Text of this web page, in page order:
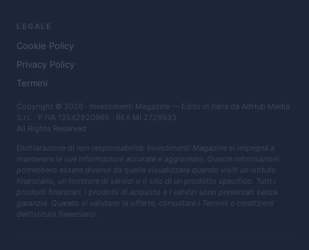
LEGALE
Cookie Policy
Privacy Policy
Termini
Copyright © 2026 · Investimenti Magazine — Edito in Italia da AdHub Media
S.r.l. · P.IVA 13542920965 · REA MI 2729933
All Rights Reserved
Dichiarazione di non responsabilità: Investimenti Magazine si impegna a
mantenere le sue informazioni accurate e aggiornate. Queste informazioni
potrebbero essere diverse da quelle visualizzate quando visiti un istituto
finanziario, un fornitore di servizi o il sito di un prodotto specifico. Tutti i
prodotti finanziari, i prodotti di acquisto e i servizi sono presentati senza
garanzia. Quando si valutano le offerte, consultare i Termini e condizioni
dell'istituto finanziario.